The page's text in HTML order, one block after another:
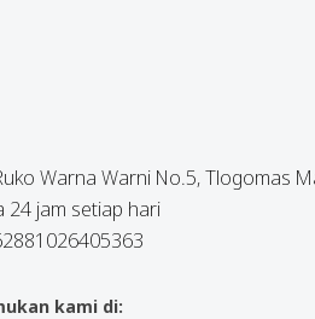
Warna Warni No.5, Tlogomas
24 jam setiap hari
kami di: